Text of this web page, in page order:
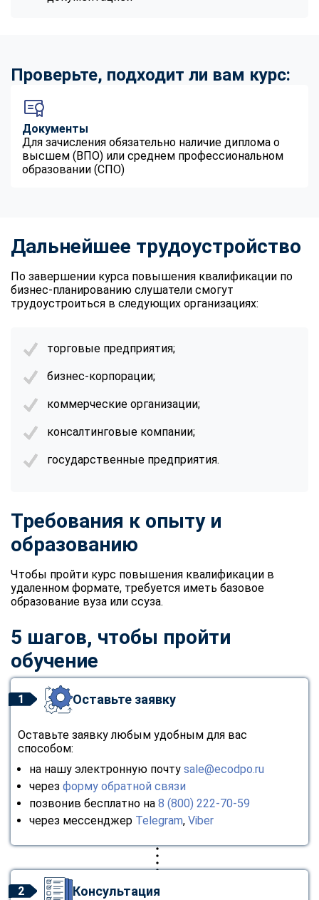
Проверьте, подходит ли вам курс:
Документы
Для зачисления обязательно наличие диплома о
высшем (ВПО) или среднем профессиональном
образовании (СПО)
Дальнейшее трудоустройство
По завершении курса повышения квалификации по
бизнес-планированию слушатели смогут
трудоустроиться в следующих организациях:
торговые предприятия;
бизнес-корпорации;
коммерческие организации;
консалтинговые компании;
государственные предприятия.
Требования к опыту и
образованию
Чтобы пройти курс повышения квалификации в
удаленном формате, требуется иметь базовое
образование вуза или ссуза.
5 шагов, чтобы пройти
обучение
1 Оставьте заявку
Оставьте заявку любым удобным для вас
способом:
на нашу электронную почту sale@ecodpo.ru
через форму обратной связи
позвонив бесплатно на 8 (800) 222-70-59
через мессенджер Telegram, Viber
2 Консультация